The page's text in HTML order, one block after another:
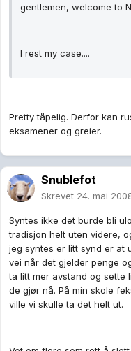
gentlemen, welcome to
I rest my case....
Pretty tåpelig. Derfor kan
eksamener og greier.
Snublefot
Skrevet 24. mai
Syntes ikke det burde bli
tradisjon helt uten videre,
jeg syntes er litt synd er at
vei når det gjelder penge
ta litt mer avstand og sette
de gjør nå. På min skole
ville vi skulle ta det helt ut.